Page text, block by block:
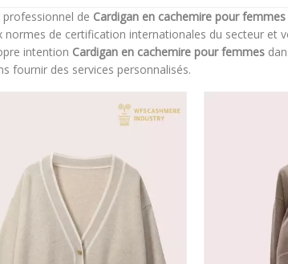
de Cardigan en cachemire pour femmes
normes de certification internationales du secteur et
intention Cardigan en cachemire pour femmes
fournir des services personnalisés.